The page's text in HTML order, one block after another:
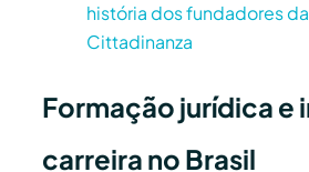
história dos fundadores da
Cittadinanza
Formação jurídica e
carreira no Brasil